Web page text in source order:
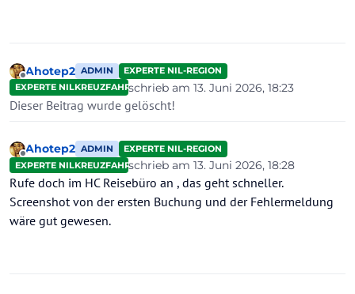
Offline
Ahotep2 ADMIN
EXPERTE NIL-REGION
EXPERTE NILKREUZFAHRTENschrieb am 13. Juni 2026, 18:23
zuletzt editiert von
Dieser Beitrag wurde gelöscht!
Offline
Ahotep2 ADMIN
EXPERTE NIL-REGION
EXPERTE NILKREUZFAHRTENschrieb am 13. Juni 2026, 18:28
zuletzt editiert von
Rufe doch im HC Reisebüro an , das geht schneller.
Screenshot von der ersten Buchung und der Fehlermeldung
wäre gut gewesen.